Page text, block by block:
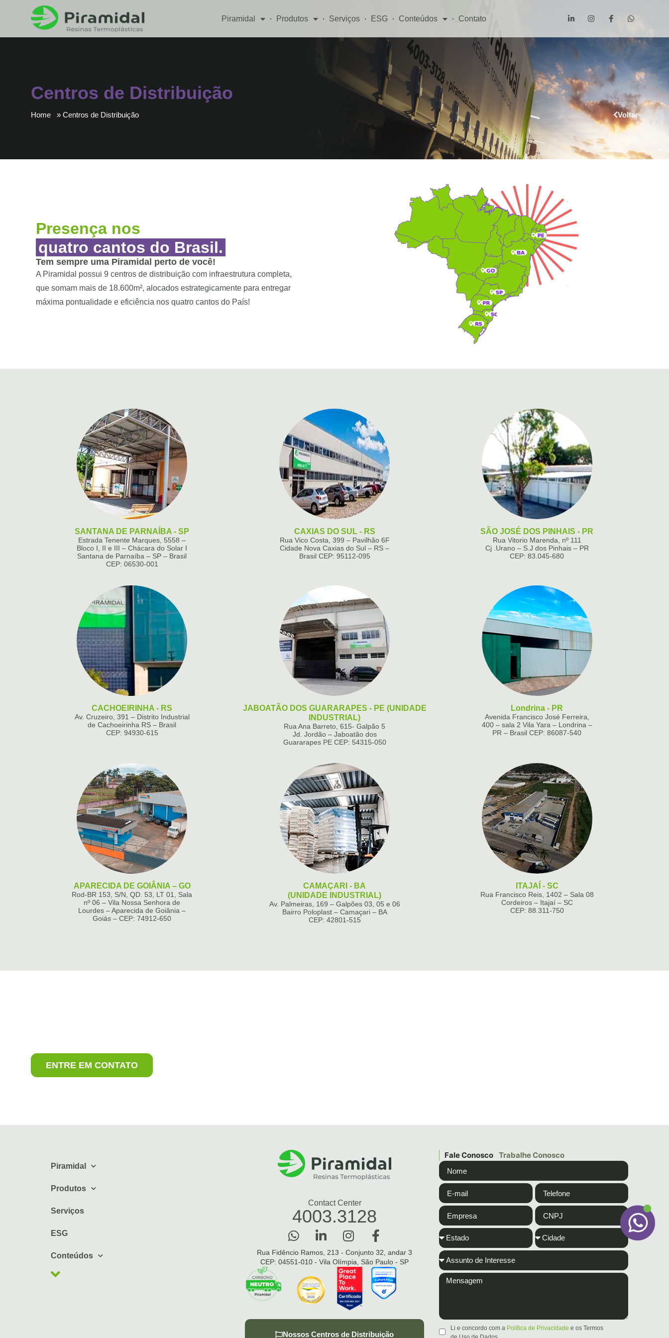
Piramidal Produtos Serviços ESG Conteúdos Contato
Centros de Distribuição
Home Centros de Distribuição Voltar
Presença nos
quatro cantos do Brasil.
Tem sempre uma Piramidal perto de você!
A Piramidal possui 9 centros de distribuição com infraestrutura completa,
que somam mais de 18.600m², alocados estrategicamente para entregar
máxima pontualidade e eficiência nos quatro cantos do País!
SANTANA DE PARNAÍBA - SP
Estrada Tenente Marques, 5558 –
Bloco I, II e III – Chácara do Solar I
Santana de Parnaíba – SP – Brasil
CEP: 06530-001
CAXIAS DO SUL - RS
Rua Vico Costa, 399 – Pavilhão 6F
Cidade Nova Caxias do Sul – RS –
Brasil CEP: 95112-095
SÃO JOSÉ DOS PINHAIS - PR
Rua Vitorio Marenda, nº 111
Cj .Urano – S.J dos Pinhais – PR
CEP: 83.045-680
CACHOEIRINHA - RS
Av. Cruzeiro, 391 – Distrito Industrial
de Cachoeirinha RS – Brasil
CEP: 94930-615
JABOATÃO DOS GUARARAPES - PE (UNIDADE
INDUSTRIAL)
Rua Ana Barreto, 615- Galpão 5
Jd. Jordão – Jaboatão dos
Guararapes PE CEP: 54315-050
Londrina - PR
Avenida Francisco José Ferreira,
400 – sala 2 Vila Yara – Londrina –
PR – Brasil CEP: 86087-540
APARECIDA DE GOIÂNIA – GO
Rod-BR 153, S/N, QD. 53, LT 01, Sala
nº 06 – Vila Nossa Senhora de
Lourdes – Aparecida de Goiânia –
Goiás – CEP: 74912-650
CAMAÇARI - BA
(UNIDADE INDUSTRIAL)
Av. Palmeiras, 169 – Galpões 03, 05 e 06
Bairro Poloplast – Camaçari – BA
CEP: 42801-515
ITAJAÍ - SC
Rua Francisco Reis, 1402 – Sala 08
Cordeiros – Itajaí – SC
CEP: 88.311-750
ENTRE EM CONTATO
Piramidal
Produtos
Serviços
ESG
Conteúdos
Contact Center
4003.3128
Rua Fidêncio Ramos, 213 - Conjunto 32, andar 3
CEP: 04551-010 - Vila Olímpia, São Paulo - SP
Nossos Centros de Distribuição
Fale Conosco Trabalhe Conosco
Li e concordo com a Política de Privacidade e os Termos